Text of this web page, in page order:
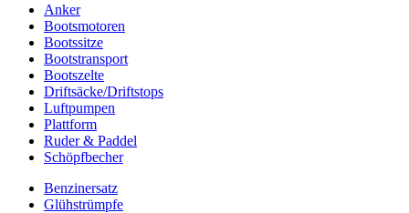
Anker
Bootsmotoren
Bootssitze
Bootstransport
Bootszelte
Driftsäcke/Driftstops
Luftpumpen
Plattform
Ruder & Paddel
Schöpfbecher
Benzinersatz
Glühstrümpfe